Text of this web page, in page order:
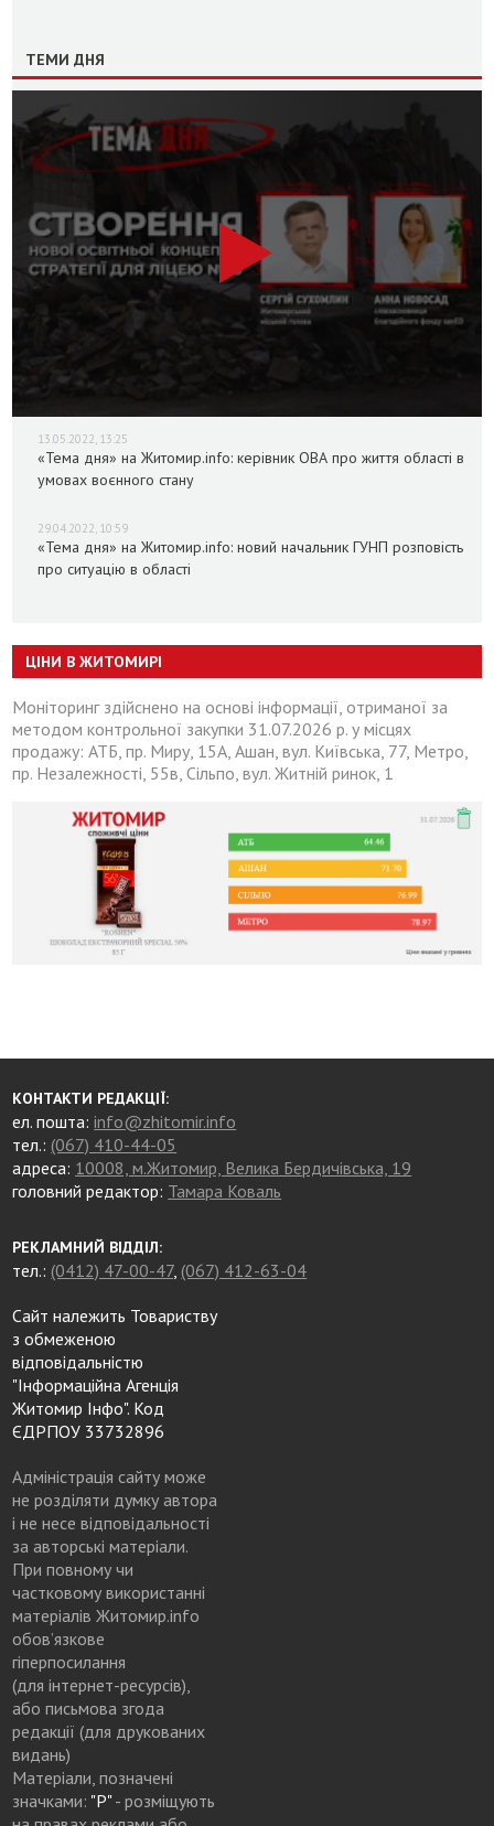
ТЕМИ ДНЯ
13.05.2022, 13:25
«Тема дня» на Житомир.info: керівник ОВА про життя області в
умовах воєнного стану
29.04.2022, 10:59
«Тема дня» на Житомир.info: новий начальник ГУНП розповість
про ситуацію в області
ЦІНИ В ЖИТОМИРІ
Моніторинг здійснено на основі інформації, отриманої за
методом контрольної закупки 31.07.2026 р. у місцях
продажу: АТБ, пр. Миру, 15А, Ашан, вул. Київська, 77, Метро,
пр. Незалежності, 55в, Сільпо, вул. Житній ринок, 1
КОНТАКТИ РЕДАКЦІЇ:
ел. пошта:info@zhitomir.info
тел.: (067) 410-44-05
адреса: 10008, м.Житомир, Велика Бердичівська, 19
головний редактор: Тамара Коваль
РЕКЛАМНИЙ ВІДДІЛ:
тел.: (0412) 47-00-47, (067) 412-63-04
Сайт належить Товариству
з обмеженою
відповідальністю
"Інформаційна Агенція
Житомир Інфо". Код
ЄДРПОУ 33732896
Адміністрація сайту може
не розділяти думку автора
і не несе відповідальності
за авторські матеріали.
При повному чи
частковому використанні
матеріалів Житомир.info
обов’язкове
гіперпосилання
(для інтернет-ресурсів),
або письмова згода
редакції (для друкованих
видань)
Матеріали, позначені
значками: "Р"- розміщують